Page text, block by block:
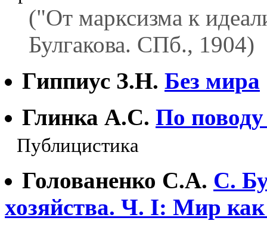
("От марксизма к
Булгакова. СПб., 1904)
Гиппиус З.Н. Без мира
Глинка А.С. По
Публицистика
Голованенко С.А. С.
хозяйства. Ч. I: Мир как